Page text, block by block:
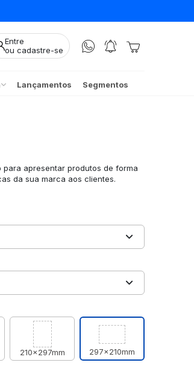
Entre
ou cadastre-se
Lançamentos Segmentos
para apresentar produtos de forma
da sua marca aos clientes.
210x297mm 297x210mm